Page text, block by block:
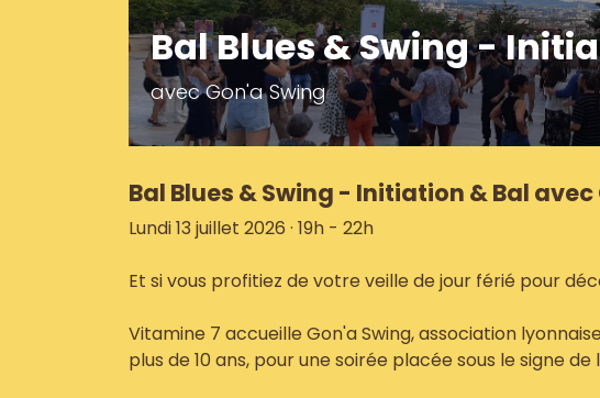
Bal Blues & Swing -
avec Gon'a Swing
Bal Blues & Swing - Initiation & Bal
Lundi 13 juillet 2026 · 19h - 22h
Et si vous profitiez de votre veille de jour férié pour
Vitamine 7 accueille Gon'a Swing, association
plus de 10 ans, pour une soirée placée sous le signe